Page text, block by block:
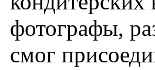
фотографы,
смог